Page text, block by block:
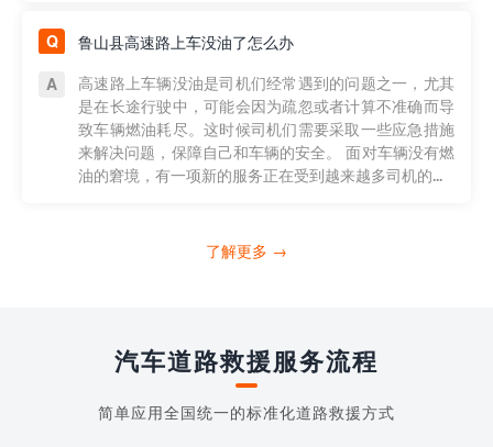
鲁山县高速路上车没油了怎么办
高速路上车辆没油是司机们经常遇到的问题之一，尤其
是在长途行驶中，可能会因为疏忽或者计算不准确而导
致车辆燃油耗尽。这时候司机们需要采取一些应急措施
来解决问题，保障自己和车辆的安全。 面对车辆没有燃
油的窘境，有一项新的服务正在受到越来越多司机的...
了解更多 →
汽车道路救援服务流程
简单应用全国统一的标准化道路救援方式